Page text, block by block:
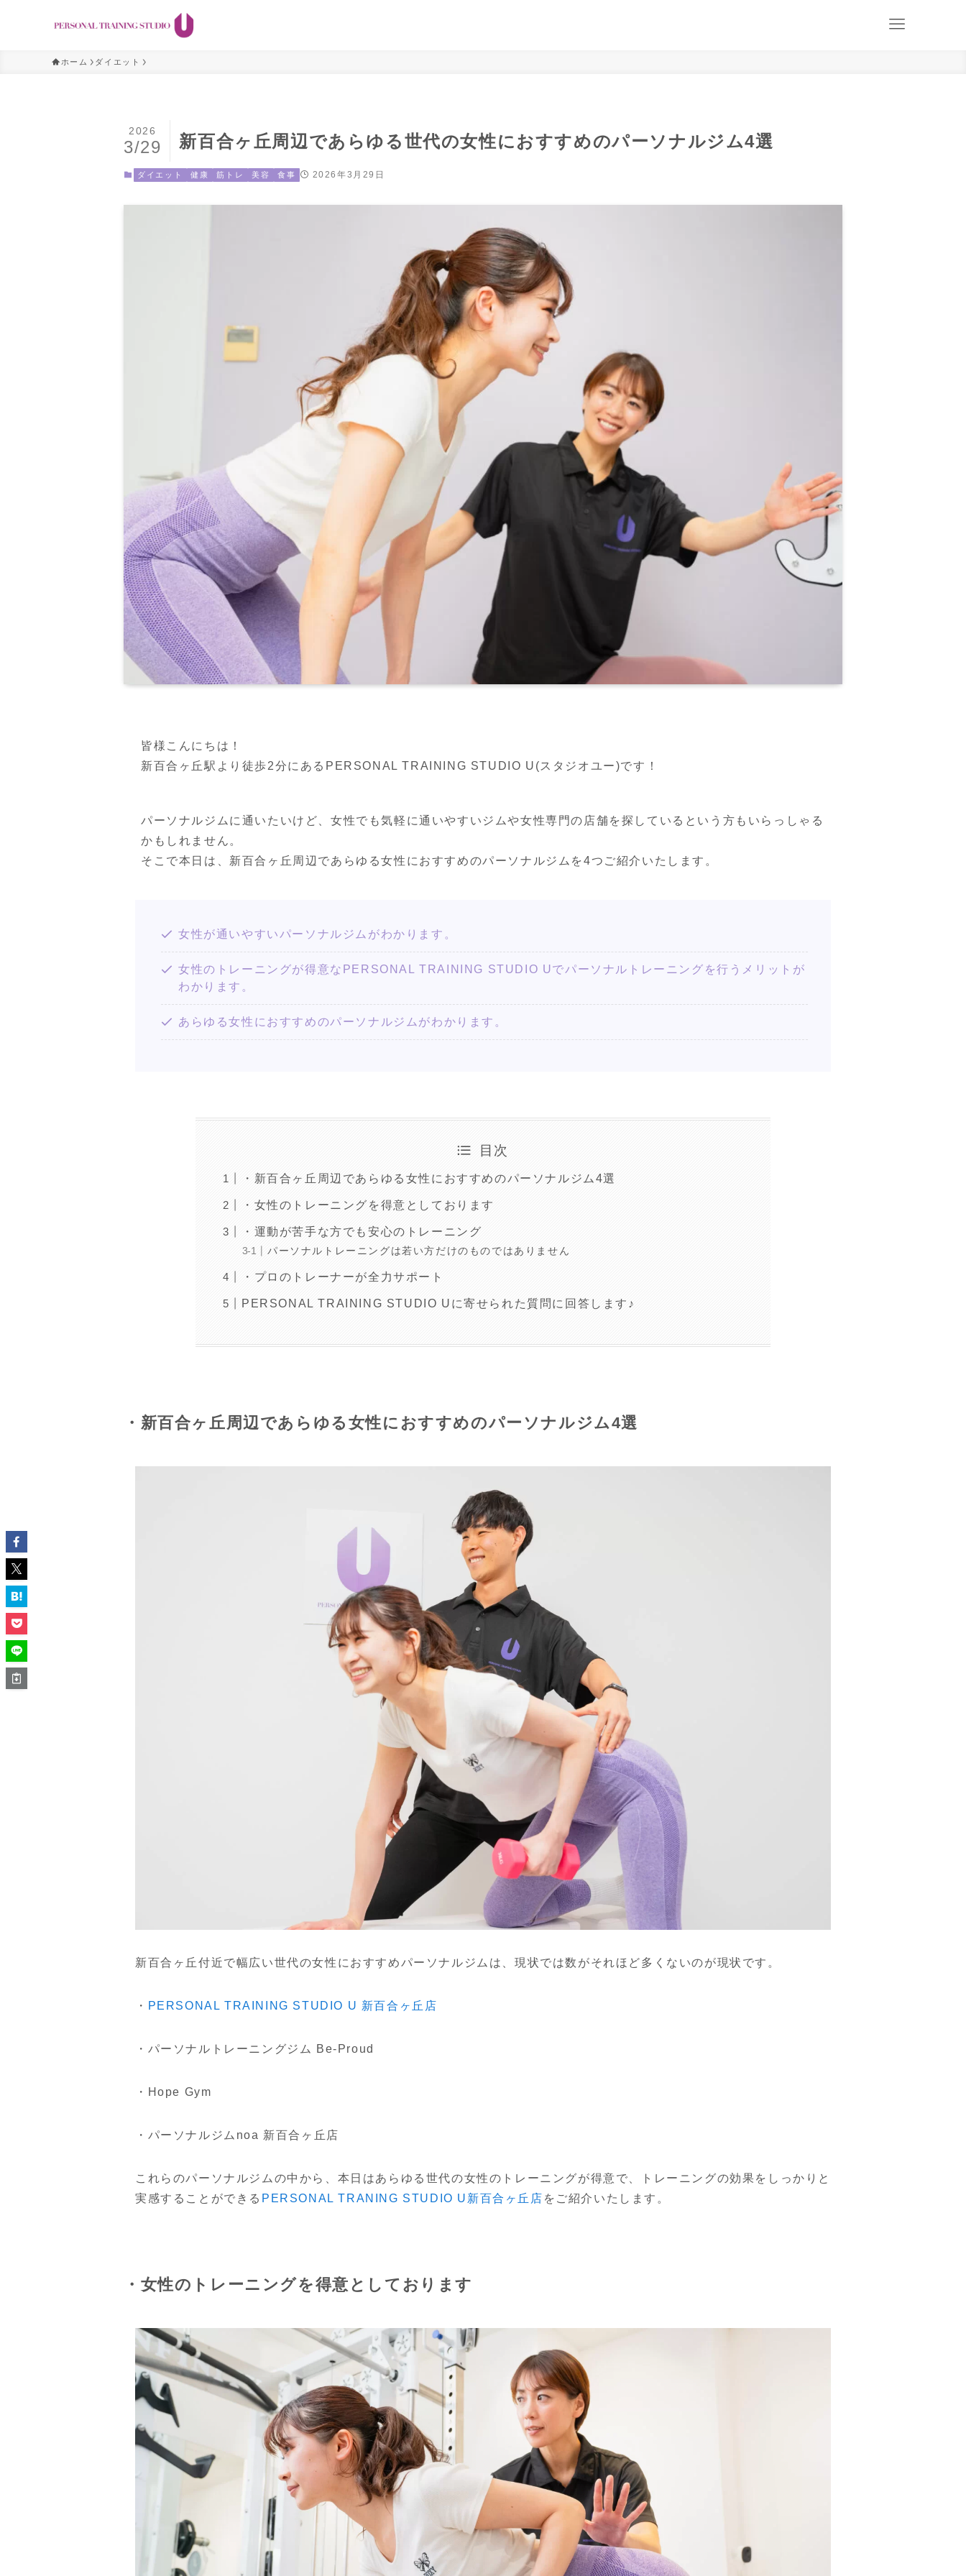
ホーム ダイエット
新百合ヶ丘周辺であらゆる世代の女性におすすめのパーソナルジム4選
2026
3/29
ダイエット 健康 筋トレ 美容 食事 2026年3月29日
皆様こんにちは！
新百合ヶ丘駅より徒歩2分にあるPERSONAL TRAINING STUDIO U(スタジオユー)です！
パーソナルジムに通いたいけど、女性でも気軽に通いやすいジムや女性専門の店舗を探しているという方もいらっしゃる
かもしれません。
そこで本日は、新百合ヶ丘周辺であらゆる女性におすすめのパーソナルジムを4つご紹介いたします。
女性が通いやすいパーソナルジムがわかります。
女性のトレーニングが得意なPERSONAL TRAINING STUDIO Uでパーソナルトレーニングを行うメリットが
わかります。
あらゆる女性におすすめのパーソナルジムがわかります。
目次
・新百合ヶ丘周辺であらゆる女性におすすめのパーソナルジム4選
・女性のトレーニングを得意としております
・運動が苦手な方でも安心のトレーニング
パーソナルトレーニングは若い方だけのものではありません
・プロのトレーナーが全力サポート
PERSONAL TRAINING STUDIO Uに寄せられた質問に回答します♪
・新百合ヶ丘周辺であらゆる女性におすすめのパーソナルジム4選
新百合ヶ丘付近で幅広い世代の女性におすすめパーソナルジムは、現状では数がそれほど多くないのが現状です。
・ PERSONAL TRAINING STUDIO U 新百合ヶ丘店
・パーソナルトレーニングジム Be-Proud
・Hope Gym
・パーソナルジムnoa 新百合ヶ丘店
これらのパーソナルジムの中から、本日はあらゆる世代の女性のトレーニングが得意で、トレーニングの効果をしっかりと
実感することができる PERSONAL TRANING STUDIO U新百合ヶ丘店 をご紹介いたします。
・女性のトレーニングを得意としております